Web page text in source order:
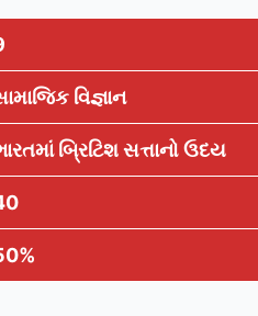
વિજ્ઞાન
બ્રિટિશ સત્તાનો ઉદય